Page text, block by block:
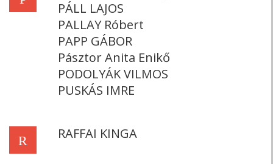
PÁLL LAJOS
PALLAY Róbert
PAPP GÁBOR
Pásztor Anita Enikő
PODOLYÁK VILMOS
PUSKÁS IMRE
R RAFFAI KINGA